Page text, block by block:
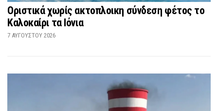
Οριστικά χωρίς ακτοπλοικη σύνδεση φέτος το
Καλοκαίρι τα Ιόνια
7 ΑΥΓΟΎΣΤΟΥ 2026